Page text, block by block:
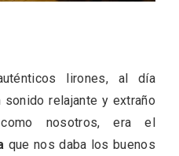
lirones, al día
relajante y extraño
nosotros, era el
que nos daba los buenos